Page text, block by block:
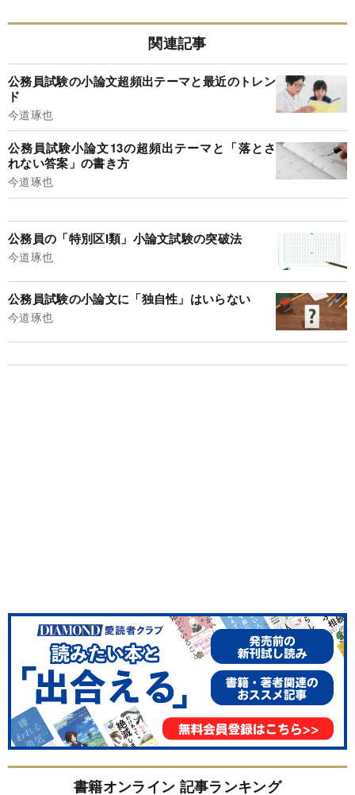
関連記事
公務員試験の小論文超頻出テーマと最近のトレン
ド
今道琢也
公務員試験小論文13の超頻出テーマと「落とさ
れない答案」の書き方
今道琢也
公務員の「特別区I類」小論文試験の突破法
今道琢也
公務員試験の小論文に「独自性」はいらない
今道琢也
書籍オンライン 記事ランキング